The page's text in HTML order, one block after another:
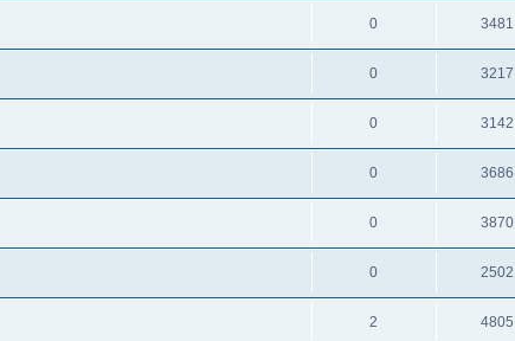
0 3481
0 3217
0 3142
0 3686
0 3870
0 2502
2 4805